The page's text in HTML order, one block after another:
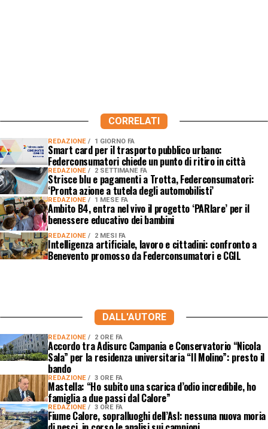
CORRELATI
REDAZIONE 1 GIORNO FA
Smart card per il trasporto pubblico urbano:
Federconsumatori chiede un punto di ritiro in città
REDAZIONE 2 SETTIMANE FA
Strisce blu e pagamenti a Trotta, Federconsumatori:
‘Pronta azione a tutela degli automobilisti’
REDAZIONE 1 MESE FA
Ambito B4, entra nel vivo il progetto ‘PARlare’ per il
benessere educativo dei bambini
REDAZIONE 2 MESI FA
Intelligenza artificiale, lavoro e cittadini: confronto a
Benevento promosso da Federconsumatori e CGIL
DALL'AUTORE
REDAZIONE 2 ORE FA
Accordo tra Adisurc Campania e Conservatorio “Nicola
Sala” per la residenza universitaria “Il Molino”: presto il
bando
REDAZIONE 3 ORE FA
Mastella: “Ho subito una scarica d’odio incredibile, ho
famiglia a due passi dal Calore”
REDAZIONE 3 ORE FA
Fiume Calore, sopralluoghi dell’Asl: nessuna nuova moria